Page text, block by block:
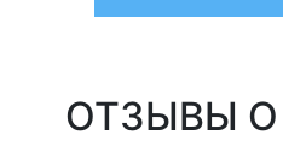
ОТЗЫВЫ